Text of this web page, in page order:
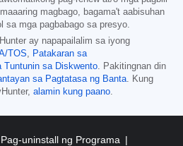
magbago, bagama't aabisuhan
sa mga pagbabago sa presyo.
ay napapailalim sa iyong
TOS, Patakaran sa
Tuntunin sa Diskwento. Pakitingnan din
sa Pagtatasa ng Banta. Kung
alamin kung paano.
uninstall ng Programa